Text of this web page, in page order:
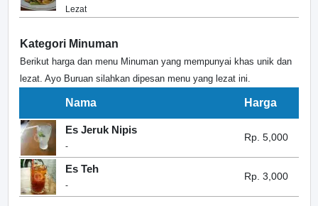
Lezat
Kategori Minuman
Berikut harga dan menu Minuman yang mempunyai khas unik dan
lezat. Ayo Buruan silahkan dipesan menu yang lezat ini.
Nama Harga
Es Jeruk Nipis
-
Rp. 5,000
Es Teh
-
Rp. 3,000